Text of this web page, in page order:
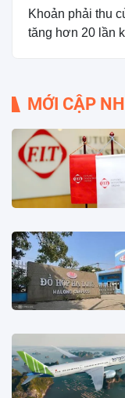
Khoản phải thu
tăng hơn 20 lần
MỚI CẬP